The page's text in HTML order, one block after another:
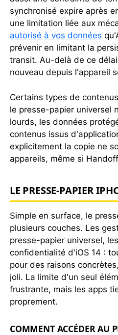
synchronisé expire après
une limitation liée aux
autorisé à vos données
prévenir en limitant la
transit. Au-delà de ce
nouveau depuis l'appareil
Certains types de
le presse-papier universel
lourds, les données
contenus issus
explicitement la copie ne
appareils, même si
LE PRESSE-PAPIER
Simple en surface, le
plusieurs couches. Les
presse-papier universel,
confidentialité d'iOS 14 :
pour des raisons
joli. La limite d'un seul
frustrante, mais les apps
proprement.
COMMENT ACCÉDER AU